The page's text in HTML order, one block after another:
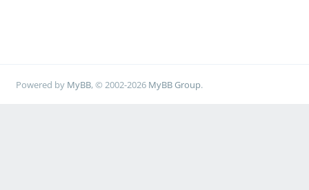
Powered by MyBB, © 2002-2026 MyBB Group.